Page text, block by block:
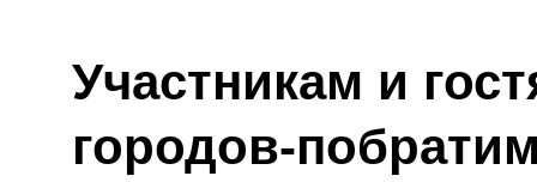
Участникам и
городов-